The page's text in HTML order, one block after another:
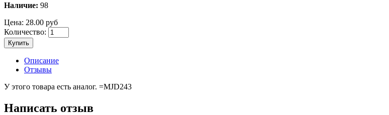
Наличие: 98
Цена: 28.00 руб
Количество:
Купить
Описание
Отзывы
У этого товара есть аналог. =MJD243
Написать отзыв